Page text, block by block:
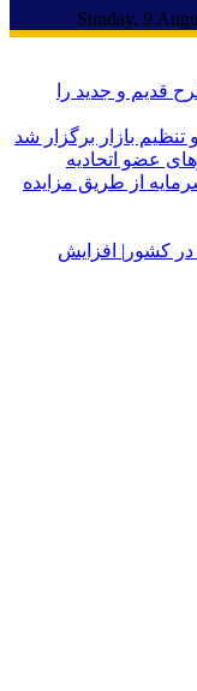
قدیم و جدید را
بازار برگزار شد
عضو اتحادیه
از طریق مزایده
کشور| افزایش